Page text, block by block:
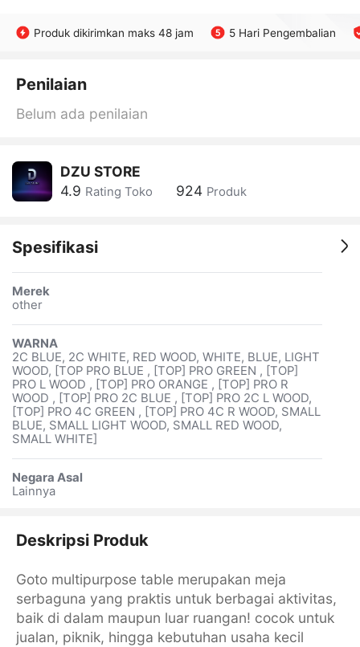
Produk dikirimkan maks 48 jam 5 Hari Pengembalian
Penilaian
Belum ada penilaian
DZU STORE
4.9 Rating Toko 924 Produk
Spesifikasi
Merek
other
WARNA
2C BLUE, 2C WHITE, RED WOOD, WHITE, BLUE, LIGHT
WOOD, [TOP PRO BLUE , [TOP] PRO GREEN , [TOP]
PRO L WOOD , [TOP] PRO ORANGE , [TOP] PRO R
WOOD , [TOP] PRO 2C BLUE , [TOP] PRO 2C L WOOD,
[TOP] PRO 4C GREEN , [TOP] PRO 4C R WOOD, SMALL
BLUE, SMALL LIGHT WOOD, SMALL RED WOOD,
SMALL WHITE]
Negara Asal
Lainnya
Deskripsi Produk
Goto multipurpose table merupakan meja
serbaguna yang praktis untuk berbagai aktivitas,
baik di dalam maupun luar ruangan! cocok untuk
jualan, piknik, hingga kebutuhan usaha kecil